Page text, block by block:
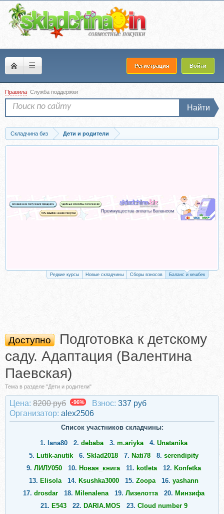
☰ Регистрация Войти
Правила Служба поддержки
Найти
Складчина биз
Дети и родители
Скачать Подготовка к детскому саду. Адаптация (Валентина Паевская)
Редкие курсы Новые складчины Сборы взносов Баланс и кешбек
Доступно
Подготовка к детскому
саду. Адаптация (Валентина
Паевская)
Тема в разделе "Дети и родители"
Цена: 8200 руб -96% Взнос: 337 руб
Организатор: alex2506
Список участников складчины:
1. lana80 2. debaba 3. m.ariyka 4. Unatanika
5. Lutik-anutik 6. Sklad2018 7. Nati78 8. serendipity
9. ЛИЛУ050 10. Новая_книга 11. kotleta 12. Konfetka
13. Elisola 14. Ksushka3000 15. Zoopa 16. yashann
17. drosdar 18. Milenalena 19. Лизелотта 20. Минзифа
21. Е543 22. DARIA.MOS 23. Cloud number 9